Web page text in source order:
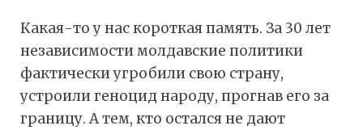
Какая-то у нас короткая память. За 30 лет
независимости молдавские политики
фактически угробили свою страну,
устроили геноцид народу, прогнав его за
границу. А тем, кто остался не дают